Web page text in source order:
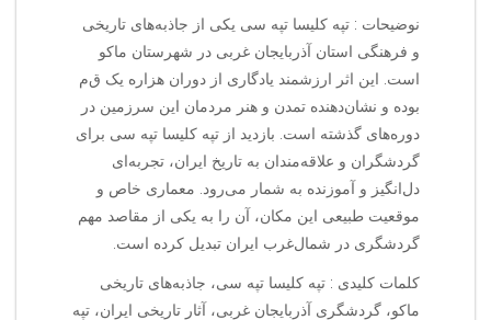
نوضیحات : تپه کلیسا تپه سی یکی از جاذبه‌های تاریخی
و فرهنگی استان آذربایجان غربی در شهرستان ماکو
است. این اثر ارزشمند یادگاری از دوران هزاره یک ق‌م‌
بوده و نشان‌دهنده تمدن و هنر مردمان این سرزمین در
دوره‌های گذشته است. بازدید از تپه کلیسا تپه سی برای
گردشگران و علاقه‌مندان به تاریخ ایران، تجربه‌ای
دل‌انگیز و آموزنده به شمار می‌رود. معماری خاص و
موقعیت طبیعی این مکان، آن را به یکی از مقاصد مهم
گردشگری در شمال‌غرب ایران تبدیل کرده است.
کلمات کلیدی : تپه کلیسا تپه سی، جاذبه‌های تاریخی
ماکو، گردشگری آذربایجان غربی، آثار تاریخی ایران، تپه